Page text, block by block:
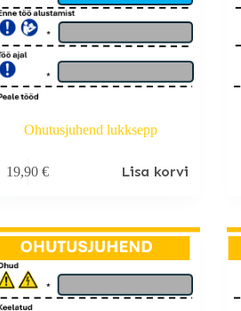
Ohutusjuhend lukksepp
19,90€ Lisa korvi